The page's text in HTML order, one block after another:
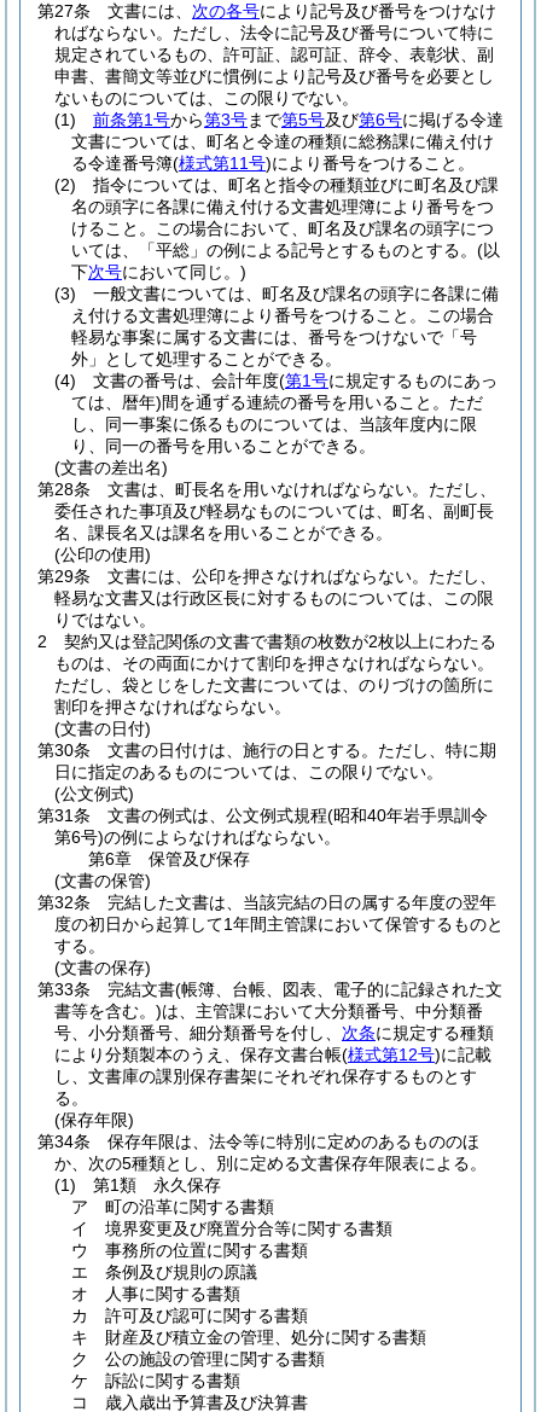
第27条
文書には、 次の各号により記号及び番号をつけなけ
ればならない。 ただし、法令に記号及び番号について特に
規定されているもの、許可証、認可証、辞令、表彰状、副
申書、書簡文等並びに慣例により記号及び番号を必要とし
ないものについては、この限りでない。
(1)
前条第1号から第3号まで第5号及び第6号に掲げる令達
文書については、町名と令達の種類に総務課に備え付け
る令達番号簿(様式第11号)により番号をつけること。
(2)
指令については、町名と指令の種類並びに町名及び課
名の頭字に各課に備え付ける文書処理簿により番号をつ
けること。
この場合において、町名及び課名の頭字につ
いては、「平総」の例による記号とするものとする。 (以
下次号において同じ。)
(3)
一般文書については、町名及び課名の頭字に各課に備
え付ける文書処理簿により番号をつけること。
この場合
軽易な事案に属する文書には、番号をつけないで「号
外」として処理することができる。
(4)
文書の番号は、会計年度(第1号に規定するものにあっ
ては、暦年)間を通ずる連続の番号を用いること。 ただ
し、同一事案に係るものについては、当該年度内に限
り、同一の番号を用いることができる。
(文書の差出名)
第28条
文書は、町長名を用いなければならない。 ただし、
委任された事項及び軽易なものについては、町名、副町長
名、課長名又は課名を用いることができる。
(公印の使用)
第29条
文書には、公印を押さなければならない。 ただし、
軽易な文書又は行政区長に対するものについては、この限
りではない。
2
契約又は登記関係の文書で書類の枚数が2枚以上にわたる
ものは、その両面にかけて割印を押さなければならない。
ただし、袋とじをした文書については、のりづけの箇所に
割印を押さなければならない。
(文書の日付)
第30条
文書の日付けは、施行の日とする。 ただし、特に期
日に指定のあるものについては、この限りでない。
(公文例式)
第31条
文書の例式は、公文例式規程(昭和40年岩手県訓令
第6号)の例によらなければならない。
第6章
保管及び保存
(文書の保管)
第32条
完結した文書は、当該完結の日の属する年度の翌年
度の初日から起算して1年間主管課において保管するものと
する。
(文書の保存)
第33条
完結文書(帳簿、台帳、図表、電子的に記録された文
書等を含む。)は、主管課において大分類番号、中分類番
号、小分類番号、細分類番号を付し、 次条に規定する種類
により分類製本のうえ、保存文書台帳(様式第12号)に記載
し、文書庫の課別保存書架にそれぞれ保存するものとす
る。
(保存年限)
第34条
保存年限は、法令等に特別に定めのあるもののほ
か、次の5種類とし、別に定める文書保存年限表による。
(1)
第1類 永久保存
ア
町の沿革に関する書類
イ
境界変更及び廃置分合等に関する書類
ウ
事務所の位置に関する書類
エ
条例及び規則の原議
オ
人事に関する書類
カ
許可及び認可に関する書類
キ
財産及び積立金の管理、処分に関する書類
ク
公の施設の管理に関する書類
ケ
訴訟に関する書類
コ
歳入歳出予算書及び決算書